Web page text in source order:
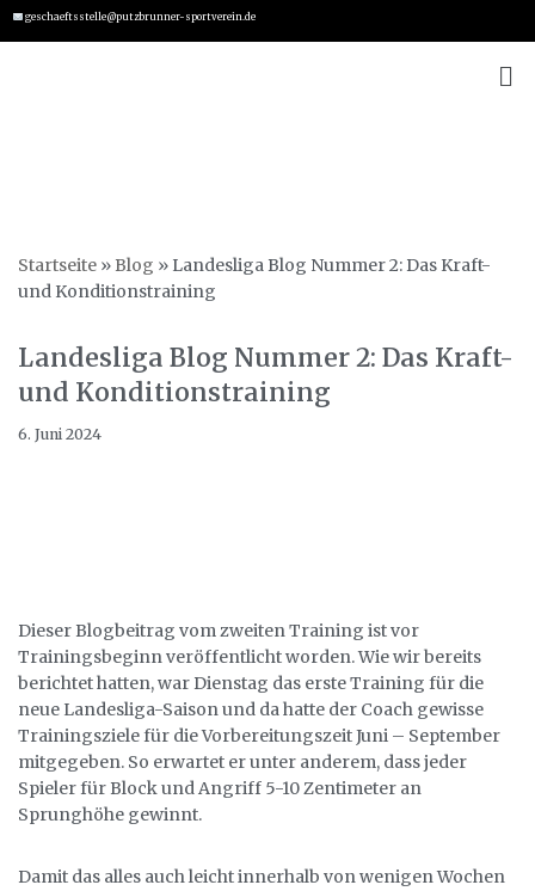
geschaeftsstelle@putzbrunner-sportverein.de
Startseite » Blog » Landesliga Blog Nummer 2: Das Kraft-
und Konditionstraining
Landesliga Blog Nummer 2: Das Kraft-
und Konditionstraining
6. Juni 2024
Dieser Blogbeitrag vom zweiten Training ist vor
Trainingsbeginn veröffentlicht worden. Wie wir bereits
berichtet hatten, war Dienstag das erste Training für die
neue Landesliga-Saison und da hatte der Coach gewisse
Trainingsziele für die Vorbereitungszeit Juni – September
mitgegeben. So erwartet er unter anderem, dass jeder
Spieler für Block und Angriff 5-10 Zentimeter an
Sprunghöhe gewinnt.
Damit das alles auch leicht innerhalb von wenigen Wochen